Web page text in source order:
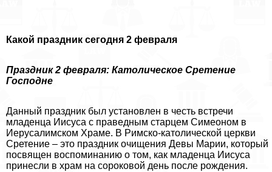
Какой праздник сегодня 2 февраля
Праздник 2 февраля: Католическое Сретение
Господне
Данный праздник был установлен в честь встречи
младенца Иисуса с праведным старцем Симеоном в
Иерусалимском Храме. В Римско-католической церкви
Сретение – это праздник очищения Девы Марии, который
посвящен воспоминанию о том, как младенца Иисуса
принесли в храм на сороковой день после рождения.